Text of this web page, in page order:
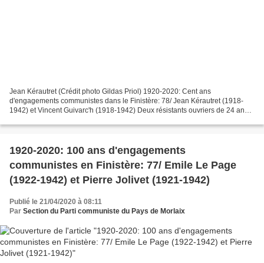
Jean Kérautret (Crédit photo Gildas Priol) 1920-2020: Cent ans
d'engagements communistes dans le Finistère: 78/ Jean Kérautret (1918-
1942) et Vincent Guivarc'h (1918-1942) Deux résistants ouvriers de 24 ans,
1920-2020: 100 ans d'engagements
communistes en Finistère: 77/ Emile Le Page
(1922-1942) et Pierre Jolivet (1921-1942)
Publié le 21/04/2020 à 08:11
Par Section du Parti communiste du Pays de Morlaix